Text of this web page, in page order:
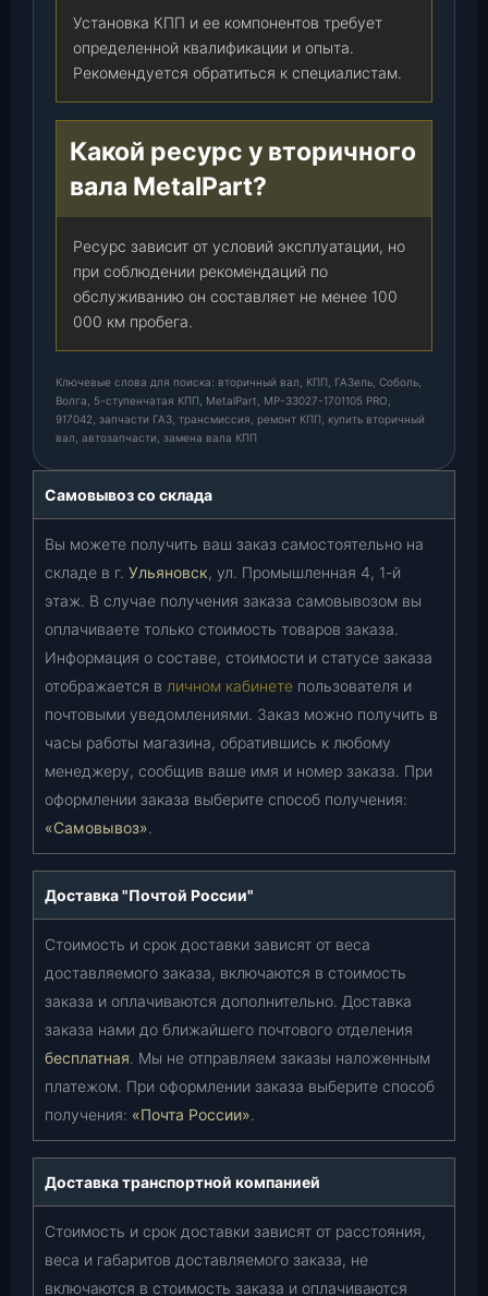
Установка КПП и ее компонентов требует
определенной квалификации и опыта.
Рекомендуется обратиться к специалистам.
Какой ресурс у вторичного
вала MetalPart?
Ресурс зависит от условий эксплуатации, но
при соблюдении рекомендаций по
обслуживанию он составляет не менее 100
000 км пробега.
Ключевые слова для поиска: вторичный вал, КПП, ГАЗель, Соболь,
Волга, 5-ступенчатая КПП, MetalPart, МР-33027-1701105 PRO,
917042, запчасти ГАЗ, трансмиссия, ремонт КПП, купить вторичный
вал, автозапчасти, замена вала КПП
Самовывоз со склада
Вы можете получить ваш заказ самостоятельно на
складе в г. Ульяновск, ул. Промышленная 4, 1-й
этаж. В случае получения заказа самовывозом вы
оплачиваете только стоимость товаров заказа.
Информация о составе, стоимости и статусе заказа
отображается в личном кабинете пользователя и
почтовыми уведомлениями. Заказ можно получить в
часы работы магазина, обратившись к любому
менеджеру, сообщив ваше имя и номер заказа. При
оформлении заказа выберите способ получения:
«Самовывоз».
Доставка "Почтой России"
Стоимость и срок доставки зависят от веса
доставляемого заказа, включаются в стоимость
заказа и оплачиваются дополнительно. Доставка
заказа нами до ближайшего почтового отделения
бесплатная. Мы не отправляем заказы наложенным
платежом. При оформлении заказа выберите способ
получения: «Почта России».
Доставка транспортной компанией
Стоимость и срок доставки зависят от расстояния,
веса и габаритов доставляемого заказа, не
включаются в стоимость заказа и оплачиваются